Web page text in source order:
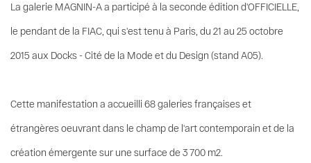
La galerie MAGNIN-A a participé à la seconde édition d'OFFICIELLE,
le pendant de la FIAC, qui s'est tenu à Paris, du 21 au 25 octobre
2015 aux Docks - Cité de la Mode et du Design (stand A05).
Cette manifestation a accueilli 68 galeries françaises et
étrangères oeuvrant dans le champ de l'art contemporain et de la
création émergente sur une surface de 3 700 m2.